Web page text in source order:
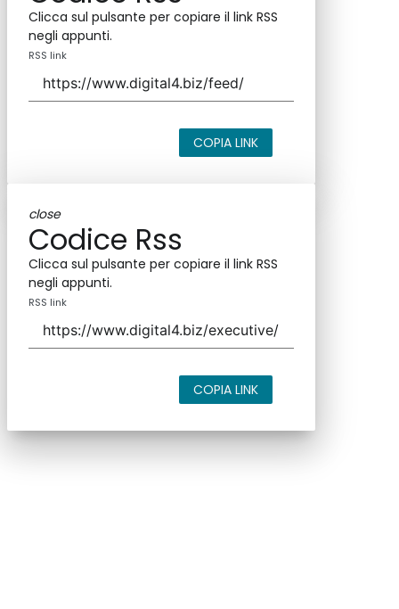
Clicca sul pulsante per copiare il link RSS
negli appunti.
RSS link
COPIA LINK
close
Codice Rss
Clicca sul pulsante per copiare il link RSS
negli appunti.
RSS link
COPIA LINK